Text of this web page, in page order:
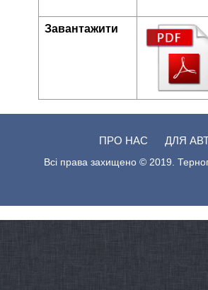
Завантажити
ПРО НАС ДЛЯ
Всі права захищено © 2019.